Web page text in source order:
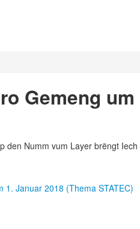
Gemeng um
den Numm vum Layer brëngt
1. Januar 2018 (Thema STATEC)